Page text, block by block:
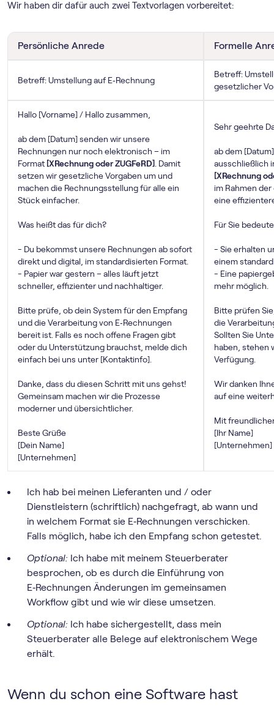
Wir haben dir dafür auch zwei Textvorlagen vorbereitet:
Persönliche Anrede Formelle
Betreff: Umstellung auf E‑Rechnung
Betreff:
gesetzlicher
Hallo [Vorname] / Hallo zusammen,
ab dem [Datum] senden wir unsere
Rechnungen nur noch elektronisch – im
Format [XRechnung oder ZUGFeRD] . Damit
setzen wir gesetzliche Vorgaben um und
machen die Rechnungsstellung für alle ein
Stück einfacher.
Was heißt das für dich?
- Du bekommst unsere Rechnungen ab sofort
direkt und digital, im standardisierten Format.
- Papier war gestern – alles läuft jetzt
schneller, effizienter und nachhaltiger.
Bitte prüfe, ob dein System für den Empfang
und die Verarbeitung von E‑Rechnungen
bereit ist. Falls es noch offene Fragen gibt
oder du Unterstützung brauchst, melde dich
einfach bei uns unter [Kontaktinfo].
Danke, dass du diesen Schritt mit uns gehst!
Gemeinsam machen wir die Prozesse
moderner und übersichtlicher.
Beste Grüße
[Dein Name]
[Unternehmen]
Sehr geehrte
ab dem
ausschließlich
[XRechnung
im Rahmen
eine
Für Sie
- Sie erhalten
einem
- Eine
mehr möglich.
Bitte prüfen
die
Sollten Sie
haben, stehen
Verfügung.
Wir danken
auf eine
Mit
[Ihr Name]
[Unternehmen]
Ich hab bei meinen Lieferanten und / oder
Dienstleistern (schriftlich) nachgefragt, ab wann und
in welchem Format sie E‑Rechnungen verschicken.
Falls möglich, habe ich den Empfang schon getestet.
Optional: Ich habe mit meinem Steuerberater
besprochen, ob es durch die Einführung von
E‑Rechnungen Änderungen im gemeinsamen
Workflow gibt und wie wir diese umsetzen.
Optional: Ich habe sichergestellt, dass mein
Steuerberater alle Belege auf elektronischem Wege
erhält.
Wenn du schon eine Software hast